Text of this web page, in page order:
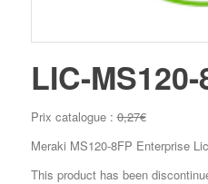
LIC-
Prix catalogue :0,27€
Meraki MS120-8FP Enterprise
This product has been